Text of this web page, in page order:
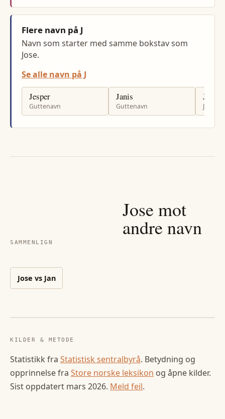
Flere navn på J
Navn som starter med samme bokstav som
Jose.
Se alle navn på J
Jesper
Guttenavn
Janis
Guttenavn
SAMMENLIGN
Jose mot
andre navn
Jose vs Jan
KILDER & METODE
Statistikk fra Statistisk sentralbyrå. Betydning og
opprinnelse fra Store norske leksikon og åpne kilder.
Sist oppdatert mars 2026. Meld feil.